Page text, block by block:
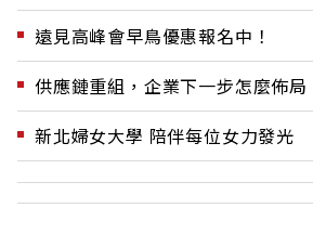
遠見高峰會早鳥優惠報名中！
供應鏈重組，企業下一步怎麼佈局
新北婦女大學 陪伴每位女力發光